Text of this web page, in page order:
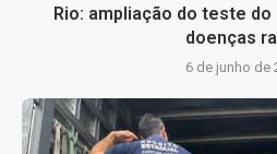
Rio: ampliação do teste
doenças
6 de junho de